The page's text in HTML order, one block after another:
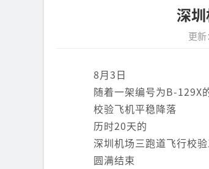
深
更新
8月3日
随着一架编号为B-129X
校验飞机平稳降落
历时20天的
深圳机场三跑道飞行校
圆满结束